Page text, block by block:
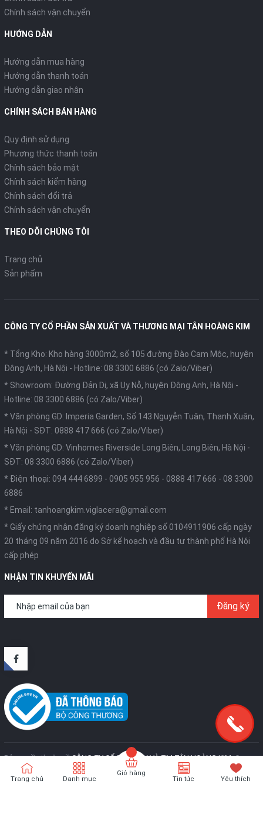
Chính sách vận chuyển
HƯỚNG DẪN
Hướng dẫn mua hàng
Hướng dẫn thanh toán
Hướng dẫn giao nhận
CHÍNH SÁCH BÁN HÀNG
Quy định sử dụng
Phương thức thanh toán
Chính sách bảo mật
Chính sách kiểm hàng
Chính sách đổi trả
Chính sách vận chuyển
THEO DÕI CHÚNG TÔI
Trang chủ
Sản phẩm
CÔNG TY CỔ PHẦN SẢN XUẤT VÀ THƯƠNG MẠI TÂN HOÀNG KIM
* Tổng Kho: Kho hàng 3000m2, số 105 đường Đào Cam Mộc, huyện
Đông Anh, Hà Nội - Hotline: 08 3300 6886 (có Zalo/Viber)
* Showroom: Đường Đản Dị, xã Uy Nỗ, huyện Đông Anh, Hà Nội -
Hotline: 08 3300 6886 (có Zalo/Viber)
* Văn phòng GD: Imperia Garden, Số 143 Nguyễn Tuân, Thanh Xuân,
Hà Nội - SĐT: 0888 417 666 (có Zalo/Viber)
* Văn phòng GD: Vinhomes Riverside Long Biên, Long Biên, Hà Nội -
SĐT: 08 3300 6886 (có Zalo/Viber)
* Điện thoại: 094 444 6899 - 0905 955 956 - 0888 417 666 - 08 3300
6886
* Email: tanhoangkim.viglacera@gmail.com
* Giấy chứng nhận đăng ký doanh nghiệp số 0104911906 cấp ngày
20 tháng 09 năm 2016 do Sở kế hoạch và đầu tư thành phố Hà Nội
cấp phép
NHẬN TIN KHUYẾN MÃI
Đăng ký
Bản quyền thuộc vềCÔNG TY CỔ PHẦN SX VÀ TM TÂN HOÀNG KIM.Cung
cấp bởi
Trang chủ Danh mục
Giỏ hàng
Tin tức Yêu thích